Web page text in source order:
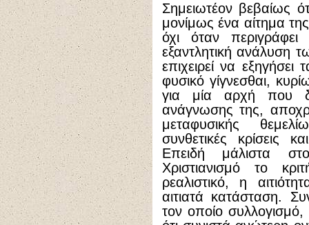
Σημειωτέον βεβαίως
μονίμως ένα αίτημα
όχι όταν
εξαντλητική ανάλυση
επιχειρεί να
φυσικό γίγνεσθαι,
για μία αρχή που
ανάγνωσης της,
μεταφυσικής
συνθετικές κρίσεις
Επειδή μάλιστα
Χριστιανισμό το
ρεαλιστικό, η
αιτιατά κατάσταση.
τον οποίο